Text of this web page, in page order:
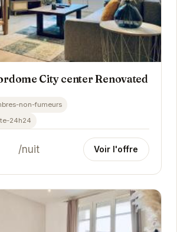
City center Renovated
non-fumeurs
24h24
/nuit Voir l'offre